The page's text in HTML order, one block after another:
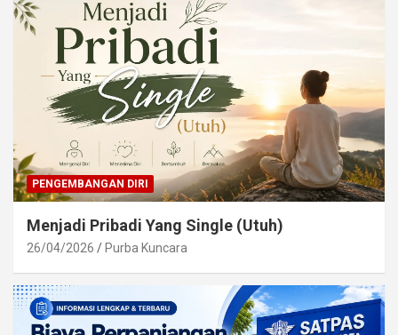
PENGEMBANGAN DIRI
Menjadi Pribadi Yang Single (Utuh)
26/04/2026 Purba Kuncara